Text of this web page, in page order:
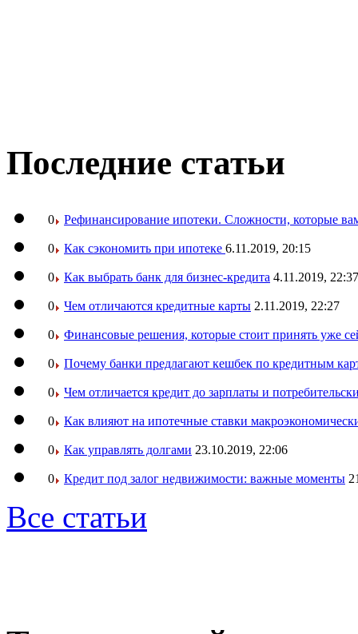
Последние статьи
0 Рефинансирование ипотеки. Сложности, которые
0 Как сэкономить при ипотеке 6.11.2019, 20:15
0 Как выбрать банк для бизнес-кредита 4.11.2019, 22:37
0 Чем отличаются кредитные карты 2.11.2019, 22:27
0 Финансовые решения, которые стоит принять уже
0 Почему банки предлагают кешбек по кредитным
0 Чем отличается кредит до зарплаты и
0 Как влияют на ипотечные ставки
0 Как управлять долгами 23.10.2019, 22:06
0 Кредит под залог недвижимости: важные моменты
Все статьи